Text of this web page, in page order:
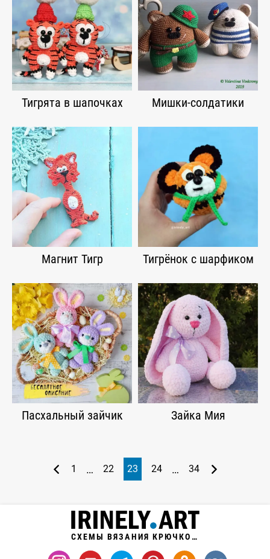
Тигрята в шапочках Мишки-солдатики
Магнит Тигр Тигрёнок с шарфиком
Пасхальный зайчик Зайка Мия
1 … 22 23 24 … 34
СХЕМЫ ВЯЗАНИЯ КРЮЧКОМ